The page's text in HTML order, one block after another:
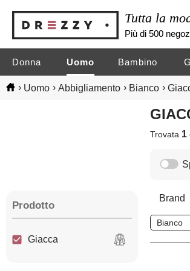
Tutta la
Più di 500
Donna Uomo Bambino
› Uomo › Abbigliamento › Bianco ›
Trovata 1
Prodotto
Giacca
Brand
Bianco